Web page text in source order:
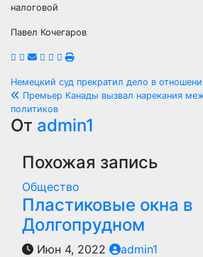
налоговой
Павел Кочегаров
Навигация
по
записям
Немецкий суд прекратил дело в
Премьер Канады вызвал нарекания
политиков
От admin1
Похожая запись
Общество
Пластиковые окна в
Долгопрудном
Июн 4, 2022
admin1